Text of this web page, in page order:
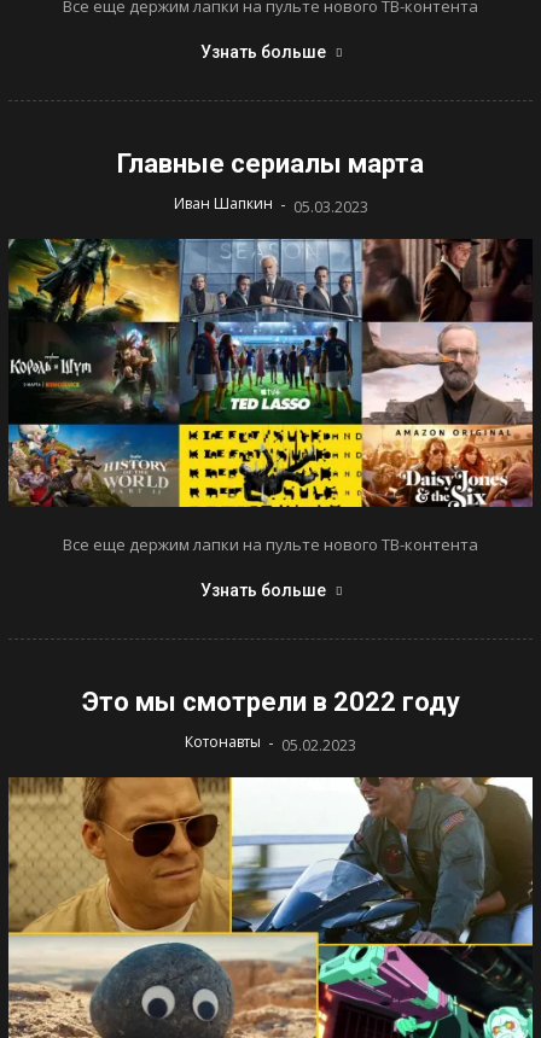
Все еще держим лапки на пульте нового ТВ-контента
Узнать больше
Главные сериалы марта
Иван Шапкин - 05.03.2023
Все еще держим лапки на пульте нового ТВ-контента
Узнать больше
Это мы смотрели в 2022 году
Котонавты - 05.02.2023